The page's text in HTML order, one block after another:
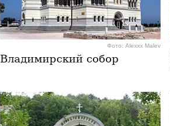
Фото: Alexxx Malev
Владимирский собор